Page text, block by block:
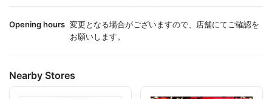
Opening hours 変更となる場合がございますので、店舗にてご確認を
お願いします。
Nearby Stores